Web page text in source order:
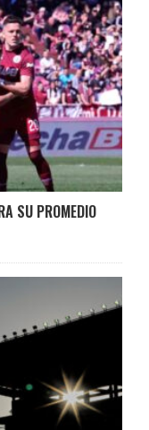
SU PROMEDIO